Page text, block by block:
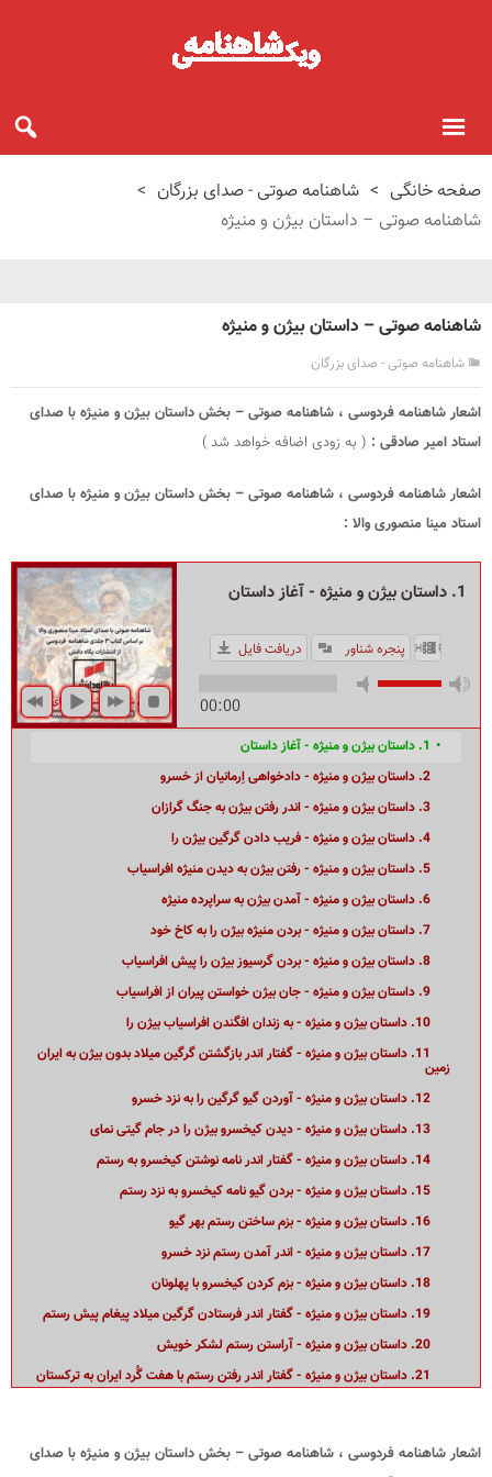
صفحه خانگی > شاهنامه صوتی - صدای بزرگان >
شاهنامه صوتی – داستان بیژن و منیژه
شاهنامه صوتی – داستان بیژن و منیژه
شاهنامه صوتی - صدای بزرگان
اشعار شاهنامه فردوسی ، شاهنامه صوتی – بخش داستان بیژن و منیژه با صدای
استاد امیر صادقی : ( به زودی اضافه خواهد شد )
اشعار شاهنامه فردوسی ، شاهنامه صوتی – بخش داستان بیژن و منیژه با صدای
استاد مینا منصوری والا :
1. داستان بیژن و منیژه - آغاز داستان
00:00
HIDE PLAYLIST پنجره شناور دریافت فایل
1. داستان بیژن و منیژه - آغاز داستان
2. داستان بیژن و منیژه - دادخواهی اِرمانیان از خسرو
3. داستان بیژن و منیژه - اندر رفتن بیژن به جنگ گرازان
4. داستان بیژن و منیژه - فریب دادن گرگین بیژن را
5. داستان بیژن و منیژه - رفتن بیژن به دیدن منیژه افراسیاب
6. داستان بیژن و منیژه - آمدن بیژن به سراپرده منیژه
7. داستان بیژن و منیژه - بردن منیژه بیژن را به کاخ خود
8. داستان بیژن و منیژه - بردن گرسیوز بیژن را پیش افراسیاب
9. داستان بیژن و منیژه - جان بیژن خواستن پیران از افراسیاب
10. داستان بیژن و منیژه - به زندان افگندن افراسیاب بیژن را
11. داستان بیژن و منیژه - گفتار اندر بازگشتن گرگین میلاد بدون بیژن به ایران
زمین
12. داستان بیژن و منیژه - آوردن گیو گرگین را به نزد خسرو
13. داستان بیژن و منیژه - دیدن کیخسرو بیژن را در جام گیتی نمای
14. داستان بیژن و منیژه - گفتار اندر نامه نوشتن کیخسرو به رستم
15. داستان بیژن و منیژه - بردن گیو نامه کیخسرو به نزد رستم
16. داستان بیژن و منیژه - بزم ساختن رستم بهر گیو
17. داستان بیژن و منیژه - اندر آمدن رستم نزد خسرو
18. داستان بیژن و منیژه - بزم کردن کیخسرو با پهلونان
19. داستان بیژن و منیژه - گفتار اندر فرستادن گرگین میلاد پیغام پیش رستم
20. داستان بیژن و منیژه - آراستن رستم لشکر خویش
21. داستان بیژن و منیژه - گفتار اندر رفتن رستم با هفت گُرد ایران به ترکستان
23. داستان بیژن و منیژه - آگاهی یافتن بیژن از آمدن رستم
اشعار شاهنامه فردوسی ، شاهنامه صوتی – بخش داستان بیژن و منیژه با صدای